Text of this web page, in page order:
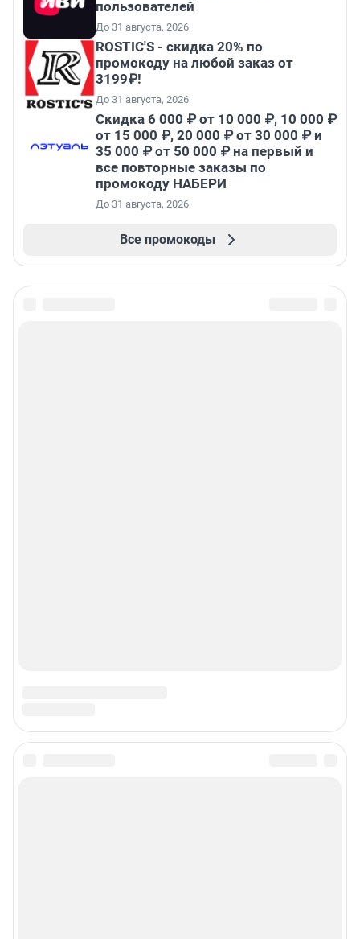
пользователей
До 31 августа, 2026
ROSTIC'S - скидка 20% по
промокоду на любой заказ от
3199₽!
До 31 августа, 2026
Скидка 6 000 ₽ от 10 000 ₽, 10 000 ₽
от 15 000 ₽, 20 000 ₽ от 30 000 ₽ и
35 000 ₽ от 50 000 ₽ на первый и
все повторные заказы по
промокоду НАБЕРИ
До 31 августа, 2026
Все промокоды